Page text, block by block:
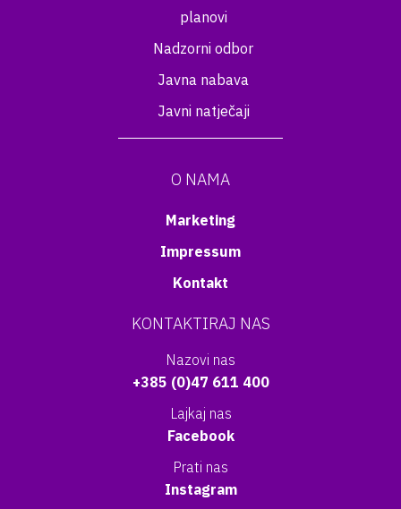
planovi
Nadzorni odbor
Javna nabava
Javni natječaji
O NAMA
Marketing
Impressum
Kontakt
KONTAKTIRAJ NAS
Nazovi nas
+385 (0)47 611 400
Lajkaj nas
Facebook
Prati nas
Instagram